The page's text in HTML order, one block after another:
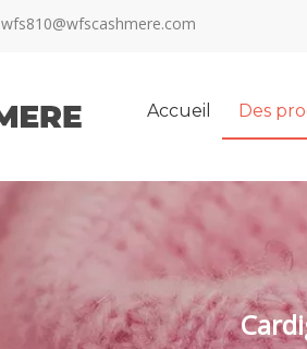
wfs810@wfscashmere.com
Accueil Des